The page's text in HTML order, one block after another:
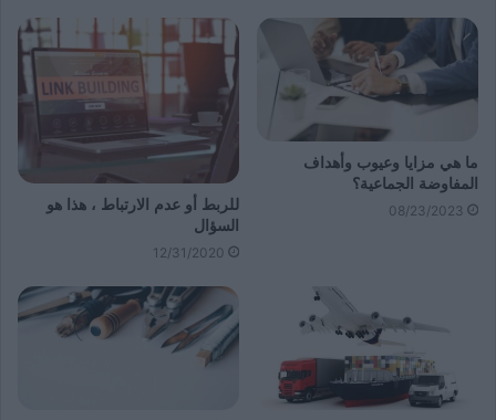
ما هي مزايا وعيوب وأهداف
المفاوضة الجماعية؟
08/23/2023
للربط أو عدم الارتباط ، هذا هو
السؤال
12/31/2020